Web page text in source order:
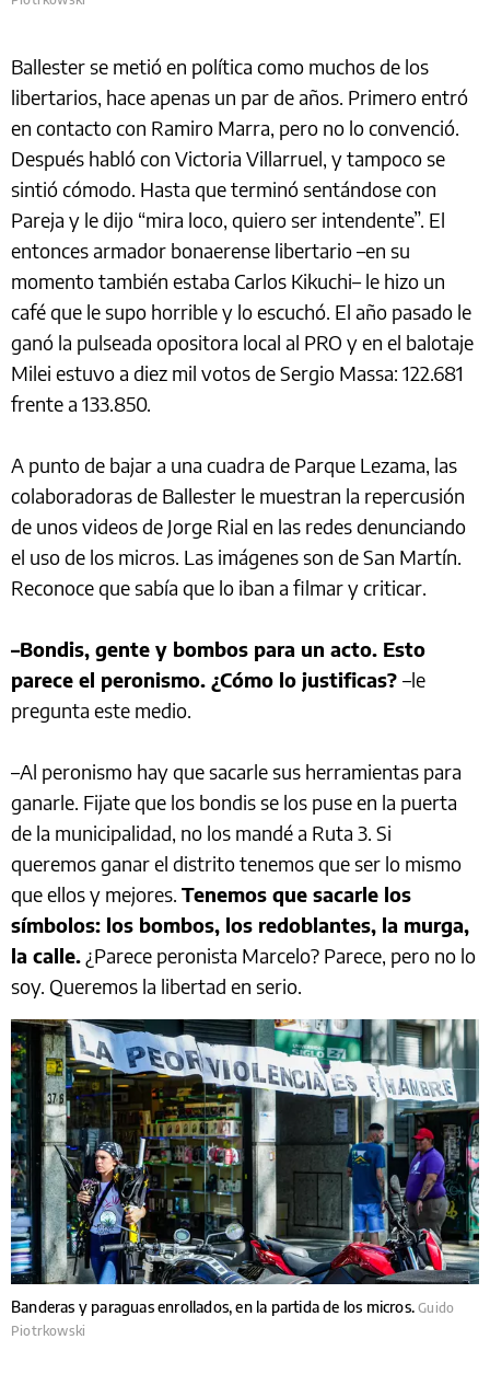
Ballester se metió en política como muchos de los
libertarios, hace apenas un par de años. Primero entró
en contacto con Ramiro Marra, pero no lo convenció.
Después habló con Victoria Villarruel, y tampoco se
sintió cómodo. Hasta que terminó sentándose con
Pareja y le dijo “mira loco, quiero ser intendente”. El
entonces armador bonaerense libertario –en su
momento también estaba Carlos Kikuchi– le hizo un
café que le supo horrible y lo escuchó. El año pasado le
ganó la pulseada opositora local al PRO y en el balotaje
Milei estuvo a diez mil votos de Sergio Massa: 122.681
frente a 133.850.
A punto de bajar a una cuadra de Parque Lezama, las
colaboradoras de Ballester le muestran la repercusión
de unos videos de Jorge Rial en las redes denunciando
el uso de los micros. Las imágenes son de San Martín.
Reconoce que sabía que lo iban a filmar y criticar.
–Bondis, gente y bombos para un acto. Esto
parece el peronismo. ¿Cómo lo justificas? –le
pregunta este medio.
–Al peronismo hay que sacarle sus herramientas para
ganarle. Fijate que los bondis se los puse en la puerta
de la municipalidad, no los mandé a Ruta 3. Si
queremos ganar el distrito tenemos que ser lo mismo
que ellos y mejores. Tenemos que sacarle los
símbolos: los bombos, los redoblantes, la murga,
la calle. ¿Parece peronista Marcelo? Parece, pero no lo
soy. Queremos la libertad en serio.
Banderas y paraguas enrollados, en la partida de los micros.Guido
Piotrkowski